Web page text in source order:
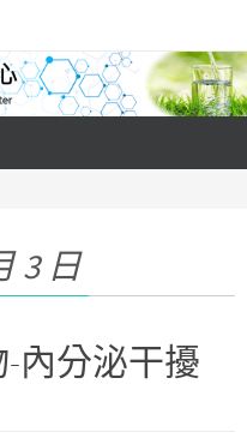
3 日
內分泌干擾